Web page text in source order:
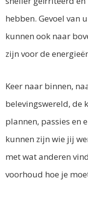
hebben. Gevoel van
kunnen ook naar
zijn voor de
Keer naar binnen,
belevingswereld, de
plannen, passies en
kunnen zijn wie jij
met wat anderen
voorhoud hoe je